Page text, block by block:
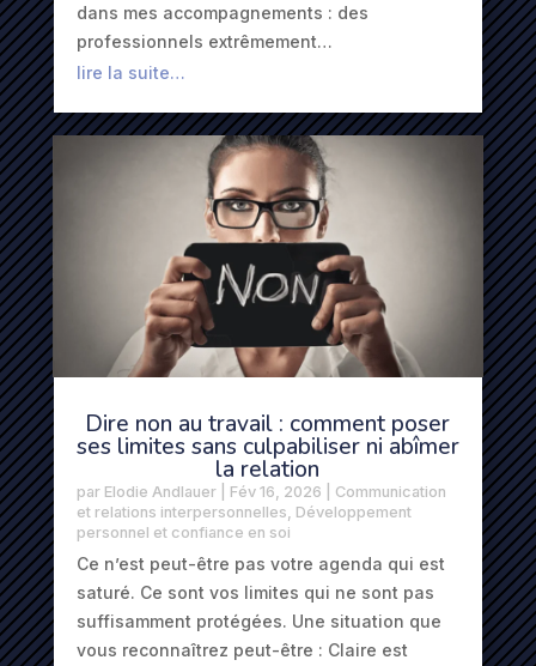
dans mes accompagnements : des
professionnels extrêmement…
lire la suite…
Dire non au travail : comment poser
ses limites sans culpabiliser ni abîmer
la relation
par Elodie Andlauer| Fév 16, 2026
Communication
et relations interpersonnelles, Développement
personnel et confiance en soi
Ce n’est peut-être pas votre agenda qui est
saturé. Ce sont vos limites qui ne sont pas
suffisamment protégées. Une situation que
vous reconnaîtrez peut-être : Claire est